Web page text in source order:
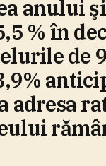
anului şi
% în
de
adresa